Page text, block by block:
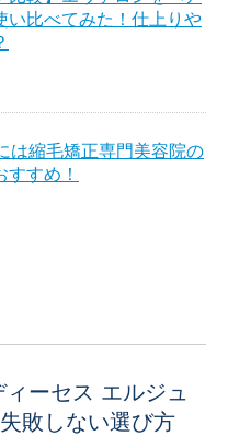
い比べてみた！仕上りや
は縮毛矯正専門美容院の
すめ！
ィーセス エルジュ
敗しない選び方